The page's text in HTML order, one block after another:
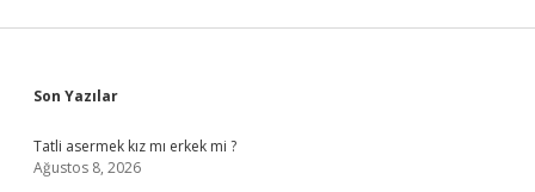
Sidebar
Son Yazılar
Tatli asermek kız mı erkek mi ?
Ağustos 8, 2026